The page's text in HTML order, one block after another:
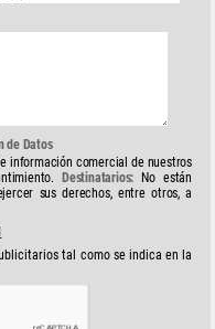
de Datos
información comercial de nuestros
Destinatarios: No están
sus derechos, entre otros, a
tal como se indica en la